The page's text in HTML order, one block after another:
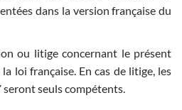
dans la version française du
ou litige concernant le présent
loi française. En cas de litige, les
seuls compétents.